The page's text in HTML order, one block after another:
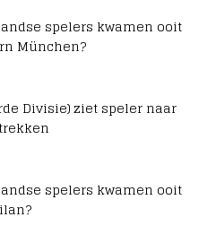
spelers kwamen ooit
München?
Divisie) ziet speler naar
spelers kwamen ooit